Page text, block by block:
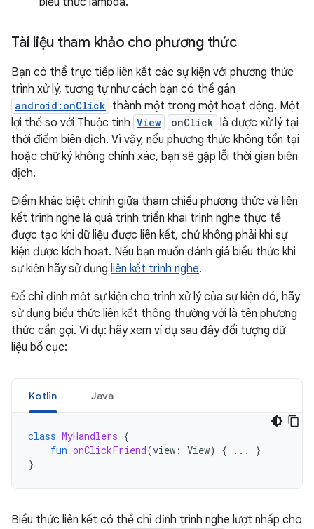
Tài liệu tham khảo cho phương thức
Bạn có thể trực tiếp liên kết các sự kiện với phương thức
trình xử lý, tương tự như cách bạn có thể gán
android:onClick thành một trong một hoạt động. Một
lợi thế so với Thuộc tính View onClick là được xử lý tại
thời điểm biên dịch. Vì vậy, nếu phương thức không tồn tại
hoặc chữ ký không chính xác, bạn sẽ gặp lỗi thời gian biên
dịch.
Điểm khác biệt chính giữa tham chiếu phương thức và liên
kết trình nghe là quá trình triển khai trình nghe thực tế
được tạo khi dữ liệu được liên kết, chứ không phải khi sự
kiện được kích hoạt. Nếu bạn muốn đánh giá biểu thức khi
sự kiện hãy sử dụng liên kết trình nghe.
Để chỉ định một sự kiện cho trình xử lý của sự kiện đó, hãy
sử dụng biểu thức liên kết thông thường với là tên phương
thức cần gọi. Ví dụ: hãy xem ví dụ sau đây đối tượng dữ
liệu bố cục:
Kotlin Java
class MyHandlers {
fun onClickFriend(view : View) { ...
}
}
Biểu thức liên kết có thể chỉ định trình nghe lượt nhấp cho